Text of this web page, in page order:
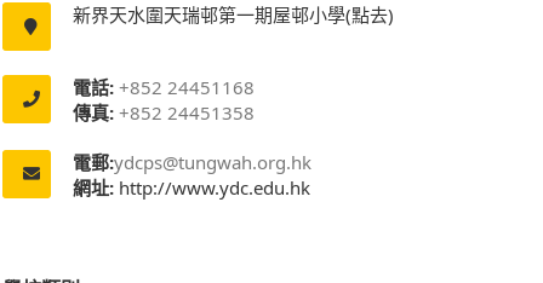
新界天水圍天瑞邨第一期屋邨小學(點去)
電話: +852 24451168
傳真: +852 24451358
電郵:ydcps@tungwah.org.hk
網址: http://www.ydc.edu.hk